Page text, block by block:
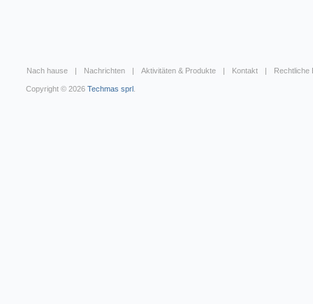
Nach hause Nachrichten Aktivitäten & Produkte Kontakt Rechtliche
Copyright © 2026 Techmas sprl